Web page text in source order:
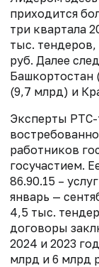
приходится
три квартала
тыс.
руб. Далее
Башкортостан
(9,7 млрд) и
Эксперты РТС-
работников
госучастием.
86.90.15 –
январь —
4,5 тыс.
договоры
2024 и 2023
млрд и 6 млрд